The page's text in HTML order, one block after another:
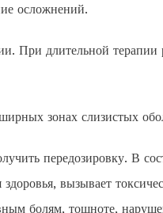
осложнений.
При длительной терапии
зонах слизистых
передозировку. В
вызывает
болям, тошноте,